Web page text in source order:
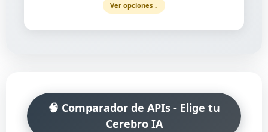
Ver opciones ↓
🧠 Comparador de APIs - Elige tu
Cerebro IA